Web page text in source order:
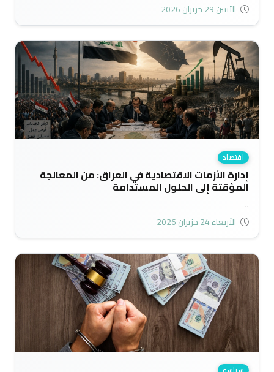
الأثنين 29 حزيران 2026
اقتصاد
إدارة الأزمات الاقتصادية في العراق: من المعالجة
المؤقتة إلى الحلول المستدامة
..
الأربعاء 24 حزيران 2026